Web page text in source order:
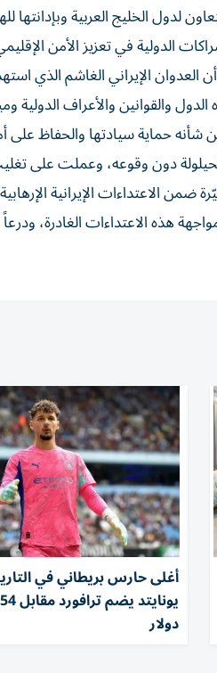
لدول الخليج العربية وبإدانتها
الدولية في تعزيز الأمن
العدوان الإيراني الغاشم الذي
والقوانين والأعراف الدولية
حماية سيادتها والحفاظ على
دون وقوعه، وعملت على
الاعتداءات الإيرانية
هذه الاعتداءات الغادرة،
أغلى حارس بريطاني في
دولار